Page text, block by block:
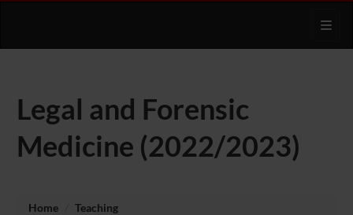
Legal and Forensic
Medicine (2022/2023)
Home
Teaching